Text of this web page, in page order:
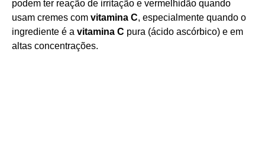
podem ter reação de irritação e vermelhidão quando
usam cremes com vitamina C, especialmente quando o
ingrediente é a vitamina C pura (ácido ascórbico) e em
altas concentrações.